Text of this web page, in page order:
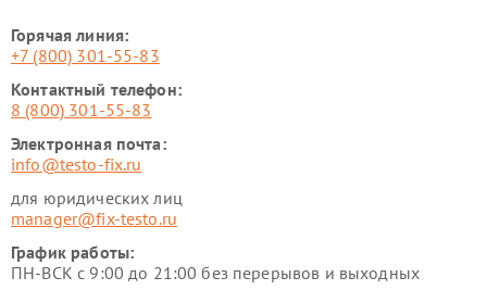
Горячая линия:
+7 (800) 301-55-83
Контактный телефон:
8 (800) 301-55-83
Электронная почта:
info@testo-fix.ru
для юридических лиц
manager@fix-testo.ru
График работы:
ПН-ВСК с 9:00 до 21:00 без перерывов и выходных